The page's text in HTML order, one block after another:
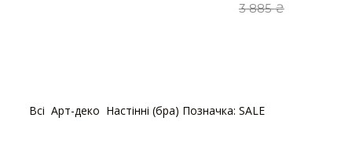
3 885₴
Bсі Арт-деко Настінні (бра) Позначка: SALE